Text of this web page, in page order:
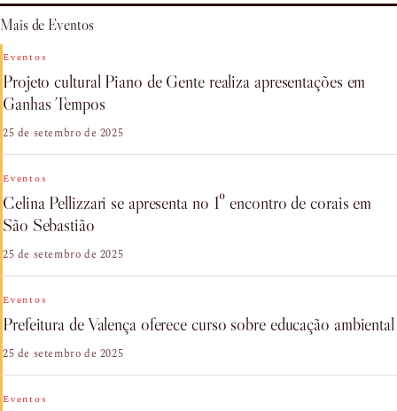
Mais de Eventos
Eventos
Projeto cultural Piano de Gente realiza apresentações em
Ganhas Tempos
25 de setembro de 2025
Eventos
Celina Pellizzari se apresenta no 1º encontro de corais em
São Sebastião
25 de setembro de 2025
Eventos
Prefeitura de Valença oferece curso sobre educação ambiental
25 de setembro de 2025
Eventos